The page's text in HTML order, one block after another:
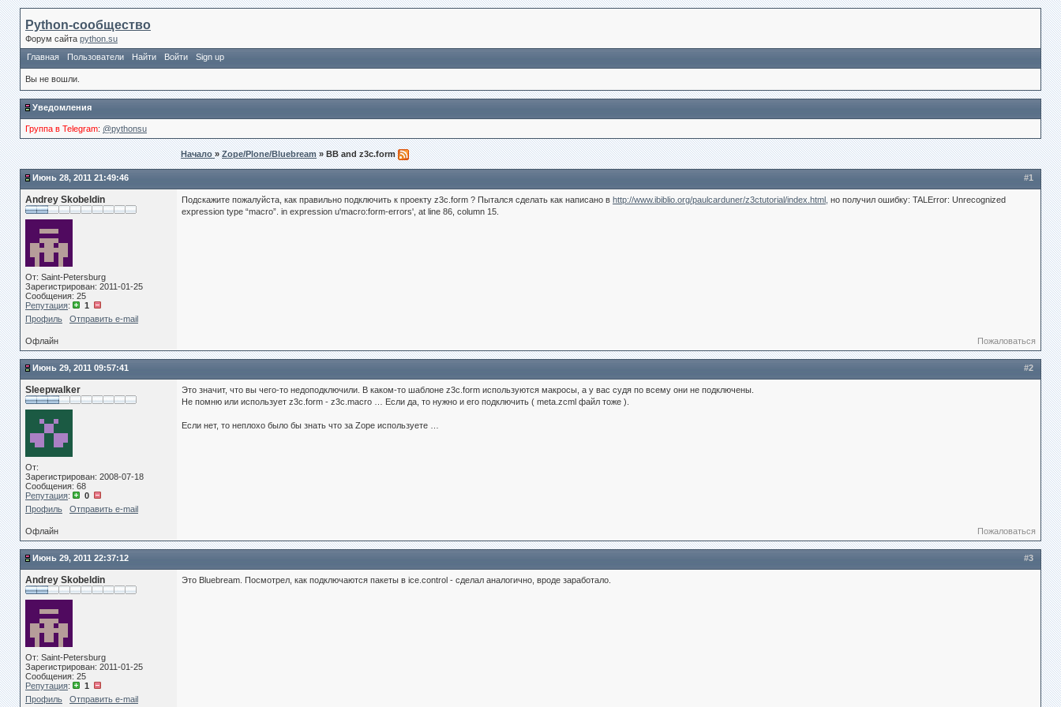
Python-сообщество
Форум сайта python.su
Главная
Пользователи Найти Войти Sign up
Вы не вошли.
Уведомления
Группа в Telegram: @pythonsu
Начало»Zope/Plone/Bluebream » BB and z3c.form
#1
Июнь 28, 2011 21:49:46
Andrey Skobeldin
От: Saint-Petersburg
Зарегистрирован: 2011-01-25
Сообщения: 25
Репутация:
1
Профиль
Отправить e-mail
Подскажите пожалуйста, как правильно подключить к проекту z3c.form ? Пытался сделать как написано в http://www.ibiblio.org/paulcarduner/z3ctutorial/index.html, но получил ошибку: TALError: Unrecognized
expression type “macro”. in expression u'macro:form-errors', at line 86, column 15.
Офлайн Пожаловаться
#2
Июнь 29, 2011 09:57:41
Sleepwalker
От:
Зарегистрирован: 2008-07-18
Сообщения: 68
Репутация:
0
Профиль
Отправить e-mail
Это значит, что вы чего-то недоподключили. В каком-то шаблоне z3c.form используются макросы, а у вас судя по всему они не подключены.
Не помню или использует z3c.form - z3c.macro … Если да, то нужно и его подключить ( meta.zcml файл тоже ).
Если нет, то неплохо было бы знать что за Zope используете …
Офлайн Пожаловаться
#3
Июнь 29, 2011 22:37:12
Andrey Skobeldin
От: Saint-Petersburg
Зарегистрирован: 2011-01-25
Сообщения: 25
Репутация:
1
Профиль
Отправить e-mail
Это Bluebream. Посмотрел, как подключаются пакеты в ice.control - сделал аналогично, вроде заработало.